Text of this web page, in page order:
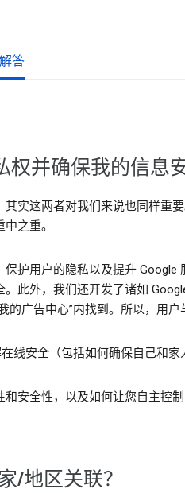
答
并确保我的信息
实这两者对我们来说也同样重
之重。
护用户的隐私以及提升
此外，我们还开发了诸如
广告中心”内找到。所以，用户
线安全（包括如何确保自己和家
安全性，以及如何让您自主控制
/地区关联？